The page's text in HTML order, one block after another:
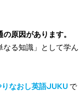
原因があります。
なる知識」として学ん
りなおし英語JUKU で